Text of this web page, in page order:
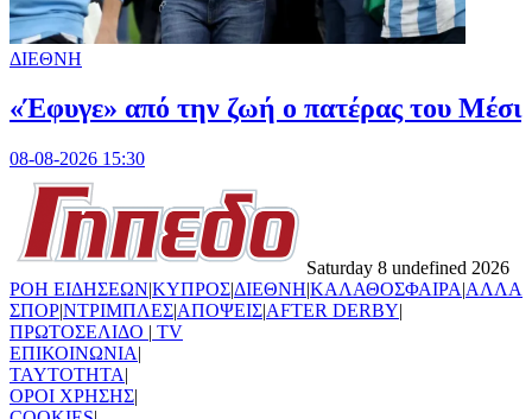
ΔΙΕΘΝΗ
«Έφυγε» από την ζωή ο πατέρας του Μέσι
08-08-2026 15:30
Saturday 8 undefined 2026
ΡΟΗ ΕΙΔΗΣΕΩΝ|ΚΥΠΡΟΣ|ΔΙΕΘΝΗ|ΚΑΛΑΘΟΣΦΑΙΡΑ|ΑΛΛΑ
ΣΠΟΡ|ΝΤΡΙΜΠΛΕΣ|ΑΠΟΨΕΙΣ|AFTER DERBY|
ΠΡΩΤΟΣΕΛΙΔΟ | TV
ΕΠΙΚΟΙΝΩΝΙΑ|
TAYTOTHTA|
ΟΡΟΙ ΧΡΗΣΗΣ|